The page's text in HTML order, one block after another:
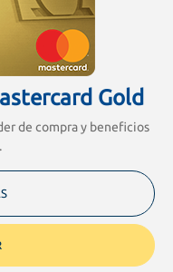
Gold
de compra y beneficios